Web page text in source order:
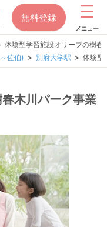
無料登録
メニュー
体験型学習施設オリーブの樹春
佐伯) 別府大学駅 体験型
木川パーク事業